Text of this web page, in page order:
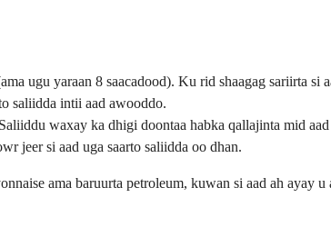
ugu yaraan 8 saacadood). Ku rid shaagag sariirta si
saliidda intii aad awooddo.
waxay ka dhigi doontaa habka qallajinta mid aad
jeer si aad uga saarto saliidda oo dhan.
ama baruurta petroleum, kuwan si aad ah